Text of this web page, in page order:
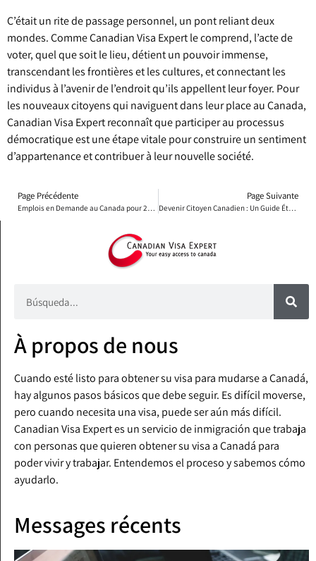
C’était un rite de passage personnel, un pont reliant deux
mondes. Comme Canadian Visa Expert le comprend, l’acte de
voter, quel que soit le lieu, détient un pouvoir immense,
transcendant les frontières et les cultures, et connectant les
individus à l’avenir de l’endroit qu’ils appellent leur foyer. Pour
les nouveaux citoyens qui naviguent dans leur place au Canada,
Canadian Visa Expert reconnaît que participer au processus
démocratique est une étape vitale pour construire un sentiment
d’appartenance et contribuer à leur nouvelle société.
Page Précédente
Emplois en Demande au Canada pour 2025
Page Suivante
Devenir Citoyen Canadien : Un Guide Étape par Étape
À propos de nous
Cuando esté listo para obtener su visa para mudarse a Canadá,
hay algunos pasos básicos que debe seguir. Es difícil moverse,
pero cuando necesita una visa, puede ser aún más difícil.
Canadian Visa Expert es un servicio de inmigración que trabaja
con personas que quieren obtener su visa a Canadá para
poder vivir y trabajar. Entendemos el proceso y sabemos cómo
ayudarlo.
Messages récents